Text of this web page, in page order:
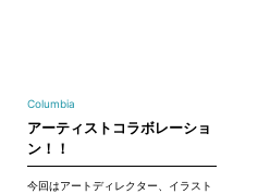
Columbia
アーティストコラボレーショ
ン！！
今回はアートディレクター、イラスト